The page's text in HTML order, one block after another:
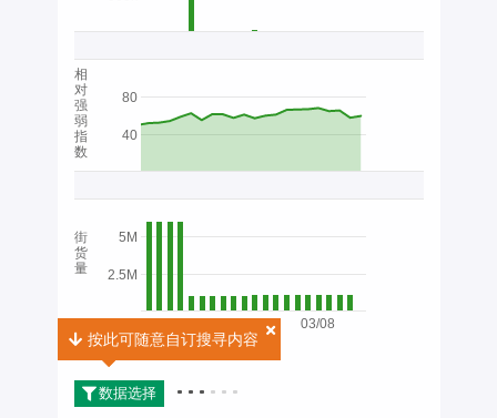
03/08
40
80
2.5M
5M
2026
相
对
强
弱
指
数
街
货
量
数据选择
按此可随意自订搜寻内容
按此可随意自订搜寻内容